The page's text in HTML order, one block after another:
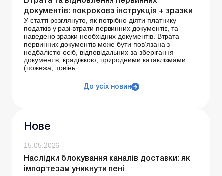
документів: покрокова інструкція + зразки
У статті розглянуто, як потрібно діяти платнику
податків у разі втрати первинних документів, та
наведено зразки необхідних документів. Втрата
первинних документів може бути пов’язана з
недбалістю осіб, відповідальних за зберігання
документів, крадіжкою, природними катаклізмами
(пожежа, повінь ...
До усіх новин
Нове
15.05.2026
Наслідки блокування каналів доставки: як
імпортерам уникнути пені